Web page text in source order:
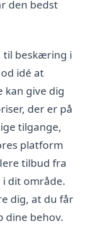
den bedst
til beskæring i
idé at
give dig
der er på
tilgange,
platform
tilbud fra
dit område.
dig, at du får
dine behov.